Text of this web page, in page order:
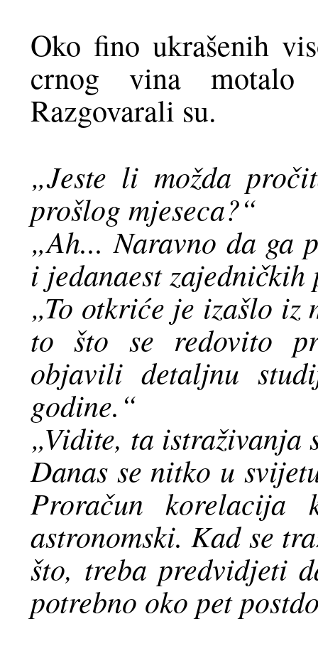
Oko fino ukrašenih
crnog vina motalo
Razgovarali su.
„Jeste li možda
prošlog mjeseca?“
„Ah... Naravno da ga
i jedanaest
„To otkriće je izašlo
to što se redovito
objavili detaljnu
godine.“
„Vidite, ta istraživanja
Danas se nitko u
Proračun
astronomski. Kad se
što, treba predvidjeti
potrebno oko pet